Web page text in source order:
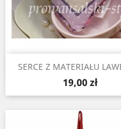
SERCE Z MATERIAŁU
Cena
19,00 zł
 Szybki